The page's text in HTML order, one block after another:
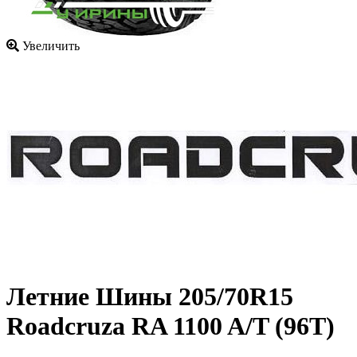
Увеличить
Летние Шины 205/70R15
Roadcruza RA 1100 A/T (96T)